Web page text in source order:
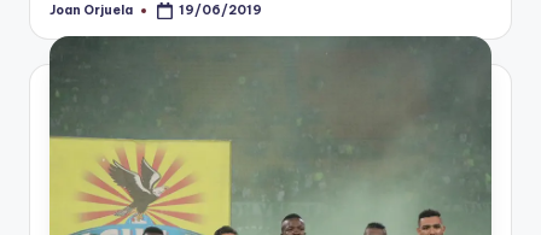
Publicado
Joan Orjuela 19/06/2019